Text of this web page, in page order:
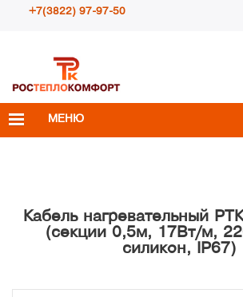
+7(3822) 97-97-50
info@rosteplokomfort.ru
МЕНЮ
Кабель нагревательный
(секции 0,5м, 17Вт/м,
силикон, IP67)